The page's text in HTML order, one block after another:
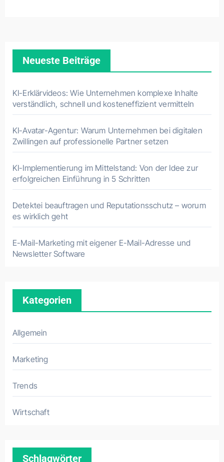
Neueste Beiträge
KI-Erklärvideos: Wie Unternehmen komplexe Inhalte
verständlich, schnell und kosteneffizient vermitteln
KI-Avatar-Agentur: Warum Unternehmen bei digitalen
Zwillingen auf professionelle Partner setzen
KI-Implementierung im Mittelstand: Von der Idee zur
erfolgreichen Einführung in 5 Schritten
Detektei beauftragen und Reputationsschutz – worum
es wirklich geht
E-Mail-Marketing mit eigener E-Mail-Adresse und
Newsletter Software
Kategorien
Allgemein
Marketing
Trends
Wirtschaft
Schlagwörter